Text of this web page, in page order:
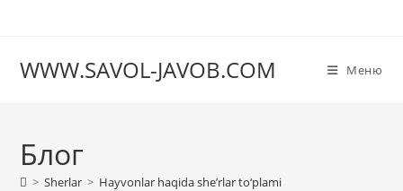
WWW.SAVOL-JAVOB.COM Меню
Блог
> Sherlar > Hayvonlar haqida she’rlar to‘plami